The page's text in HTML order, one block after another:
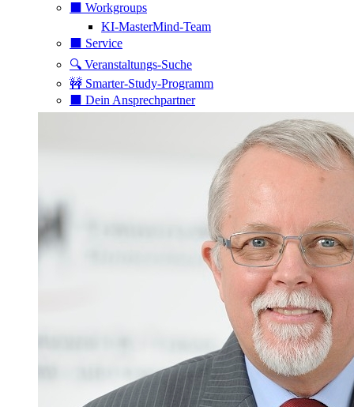
⬛️ Workgroups
KI-MasterMind-Team
⬛️ Service
🔍 Veranstaltungs-Suche
🚧 Smarter-Study-Programm
⬛️ Dein Ansprechpartner